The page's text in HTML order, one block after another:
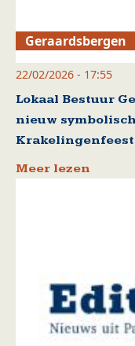
Geraardsbergen
22/02/2026 - 17:55
Lokaal Bestuur
nieuw
Krakelingenfeest
Meer lezen